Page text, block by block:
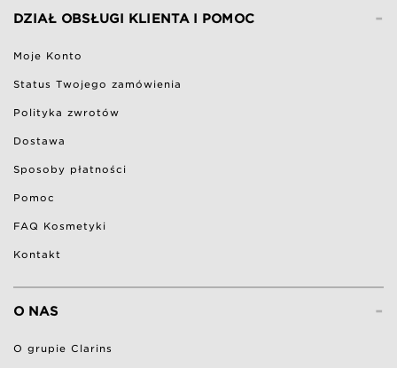
-
DZIAŁ OBSŁUGI KLIENTA I POMOC
Moje Konto
Status Twojego zamówienia
Polityka zwrotów
Dostawa
Sposoby płatności
Pomoc
FAQ Kosmetyki
Kontakt
-
O NAS
O grupie Clarins